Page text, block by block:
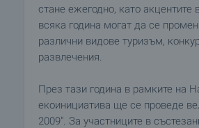
стане ежегодно, като акцентите
всяка година могат да се
различни видове туризъм,
развлечения.
През тази година в рамките на
екоинициатива ще се проведе
2009". За участниците в